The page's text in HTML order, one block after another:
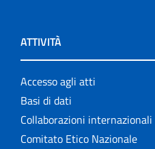
ATTIVITÀ
Accesso agli atti
Basi di dati
Collaborazioni internazionali
Comitato Etico Nazionale